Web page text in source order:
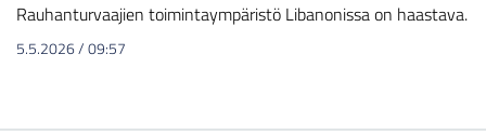
Rauhanturvaajien toimintaympäristö Libanonissa on haastava.
5.5.2026/09:57